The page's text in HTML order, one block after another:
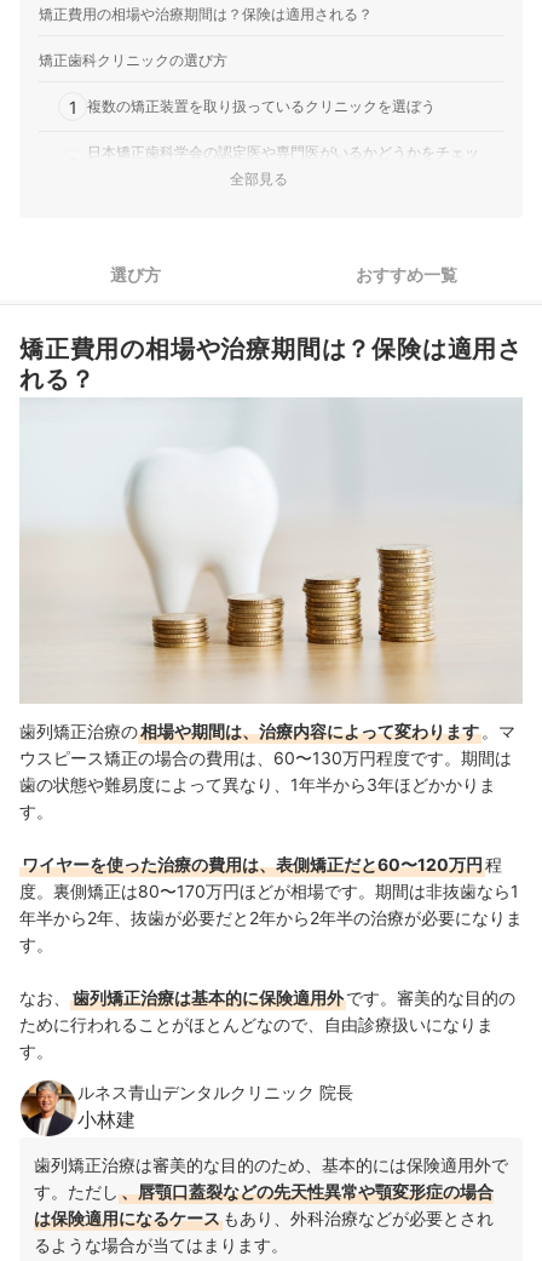
矯正費用の相場や治療期間は？保険は適用される？
矯正歯科クリニックの選び方
1 複数の矯正装置を取り扱っているクリニックを選ぼう
日本矯正歯科学会の認定医や専門医がいるかどうかをチェッ
おすすめの矯正歯科クリニック50選
歯科矯正後に歯戻りはする？リスクはある？
全部見る
選び方 おすすめ一覧
矯正費用の相場や治療期間は？保険は適用さ
れる？
歯列矯正治療の相場や期間は、治療内容によって変わります 。マ
ウスピース矯正の場合の費用は、60〜130万円程度です。期間は
歯の状態や難易度によって異なり、1年半から3年ほどかかりま
す。
ワイヤーを使った治療の費用は、表側矯正だと60〜120万円程
度。裏側矯正は80〜170万円ほどが相場です。期間は非抜歯なら1
年半から2年、抜歯が必要だと2年から2年半の治療が必要になりま
す。
なお、 歯列矯正治療は基本的に保険適用外です。審美的な目的の
ために行われることがほとんどなので、自由診療扱いになりま
す。
ルネス青山デンタルクリニック 院長
小林建
歯列矯正治療は審美的な目的のため、基本的には保険適用外で
す。ただし 、唇顎口蓋裂などの先天性異常や顎変形症の場合
は保険適用になるケース もあり、外科治療などが必要とされ
るような場合が当てはまります。